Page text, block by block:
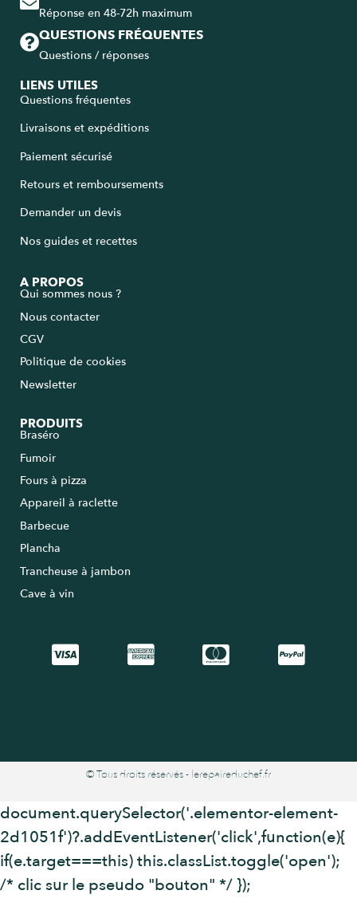
Réponse en 48-72h maximum
QUESTIONS FRÉQUENTES
Questions / réponses
LIENS UTILES
Questions fréquentes
Livraisons et expéditions
Paiement sécurisé
Retours et remboursements
Demander un devis
Nos guides et recettes
A PROPOS
Qui sommes nous ?
Nous contacter
CGV
Politique de cookies
Newsletter
PRODUITS
Braséro
Fumoir
Fours à pizza
Appareil à raclette
Barbecue
Plancha
Trancheuse à jambon
Cave à vin
© Tous droits réservés - lerepaireduchef.fr
document.querySelector('.elementor-element-
2d1051f')?.addEventListener('click',function(e){
if(e.target===this) this.classList.toggle('open');
/* clic sur le pseudo "bouton" */ });